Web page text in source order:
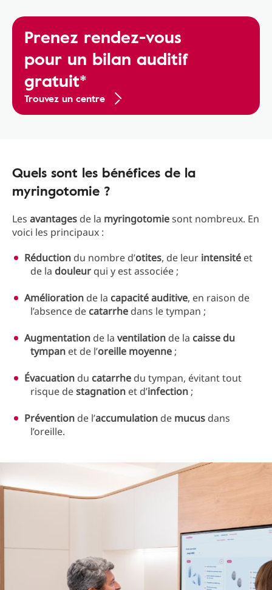
Prenez rendez-vous
pour un bilan auditif
gratuit*
Trouvez un centre
Quels sont les bénéfices de la
myringotomie ?
Les avantages de la myringotomiesont nombreux. En
voici les principaux :
Réduction du nombre d’otites, de leur intensité et
de la douleur qui y est associée ;
Amélioration de la capacité auditive, en raison de
l’absence de catarrhe dans le tympan ;
Augmentation de la ventilation de la caisse du
tympan et de l’oreille moyenne ;
Évacuation du catarrhe du tympan, évitant tout
risque destagnation et d’infection ;
Prévention de l’accumulation de mucus dans
l’oreille.